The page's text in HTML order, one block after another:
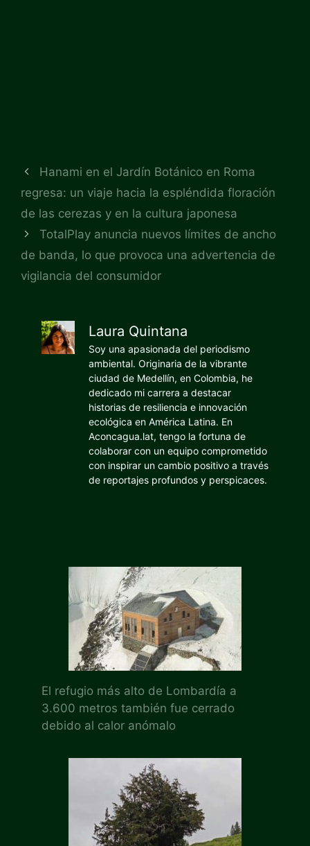
Hanami en el Jardín Botánico en Roma
regresa: un viaje hacia la espléndida floración
de las cerezas y en la cultura japonesa
TotalPlay anuncia nuevos límites de ancho
de banda, lo que provoca una advertencia de
vigilancia del consumidor
Laura Quintana
Soy una apasionada del periodismo
ambiental. Originaria de la vibrante
ciudad de Medellín, en Colombia, he
dedicado mi carrera a destacar
historias de resiliencia e innovación
ecológica en América Latina. En
Aconcagua.lat, tengo la fortuna de
colaborar con un equipo comprometido
con inspirar un cambio positivo a través
de reportajes profundos y perspicaces.
El refugio más alto de Lombardía a
3.600 metros también fue cerrado
debido al calor anómalo